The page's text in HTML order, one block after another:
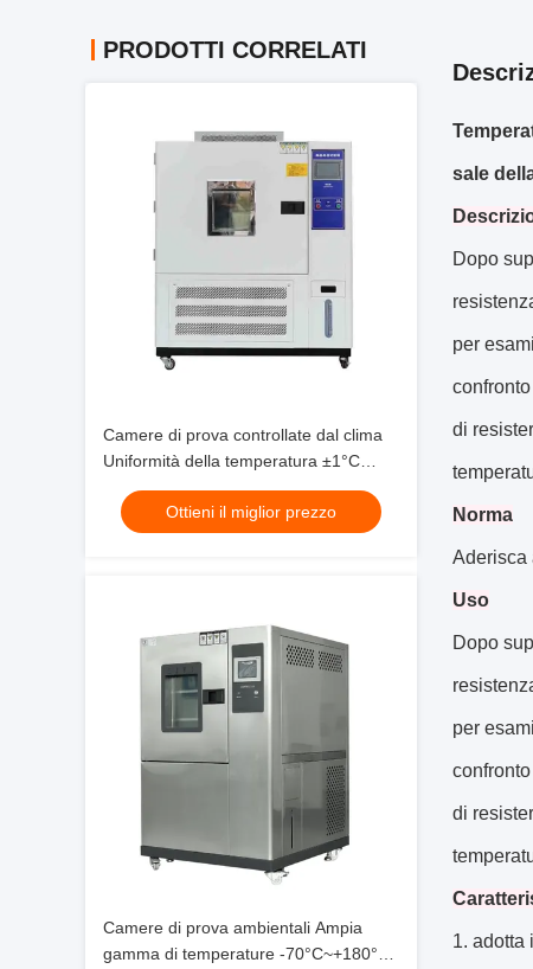
PRODOTTI CORRELATI
Camere di prova controllate dal clima
Uniformità della temperatura ±1°C
Disponibile
Ottieni il miglior prezzo
Camere di prova ambientali Ampia
gamma di temperature -70°C~+180°C
sale
Dopo
per
di
Norma
Aderisca
Uso
Dopo
per
di
1. adotta